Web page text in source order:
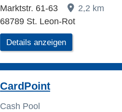
Marktstr. 61-63
2,2 km
68789 St. Leon-Rot
Details anzeigen
CardPoint
Cash Pool